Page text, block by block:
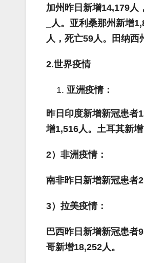
加州昨日新增14,179人
人。亚利桑那州新增
人，死亡59人。田纳西
2.世界疫情
亚洲疫情：
昨日印度新增新冠患者
增1,516人。 土耳其新增
2）非洲疫情：
南非昨日新增新冠患者
3）拉美疫情：
巴西昨日新增新冠患者
哥新增18,252人。